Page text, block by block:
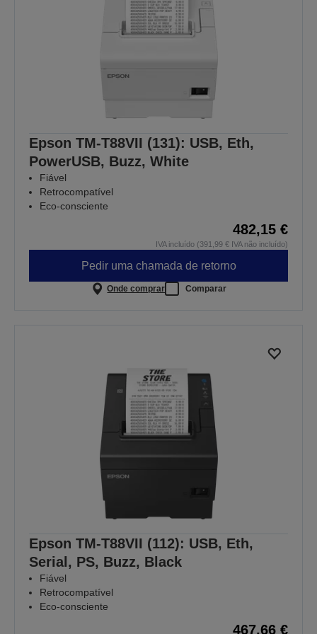
Epson TM-T88VII (131): USB, Eth,
PowerUSB, Buzz, White
Fiável
Retrocompatível
Eco-consciente
482,15 €
IVA incluído (391,99 € IVA não incluído)
Pedir uma chamada de retorno
Onde comprar Comparar
Epson TM-T88VII (112): USB, Eth,
Serial, PS, Buzz, Black
Fiável
Retrocompatível
Eco-consciente
467,66 €